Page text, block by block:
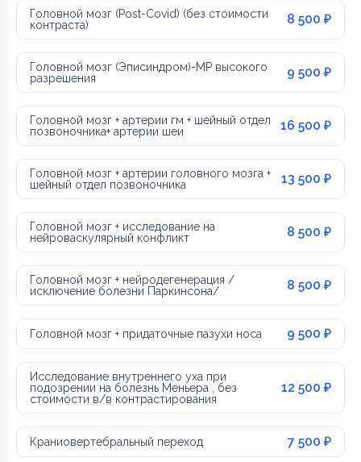
Головной мозг (Post-Covid) (без стоимости
контраста)
8 500 ₽
Головной мозг (Эписиндром)-МР высокого
разрешения
9 500 ₽
Головной мозг + артерии гм + шейный отдел
позвоночника+ артерии шеи
16 500 ₽
Головной мозг + артерии головного мозга +
шейный отдел позвоночника
13 500 ₽
Головной мозг + исследование на
нейроваскулярный конфликт
8 500 ₽
Головной мозг + нейродегенерация /
исключение болезни Паркинсона/
8 500 ₽
Головной мозг + придаточные пазухи носа 9 500 ₽
Исследование внутреннего уха при
подозрении на болезнь Меньера , без
стоимости в/в контрастирования
12 500 ₽
Краниовертебральный переход 7 500 ₽